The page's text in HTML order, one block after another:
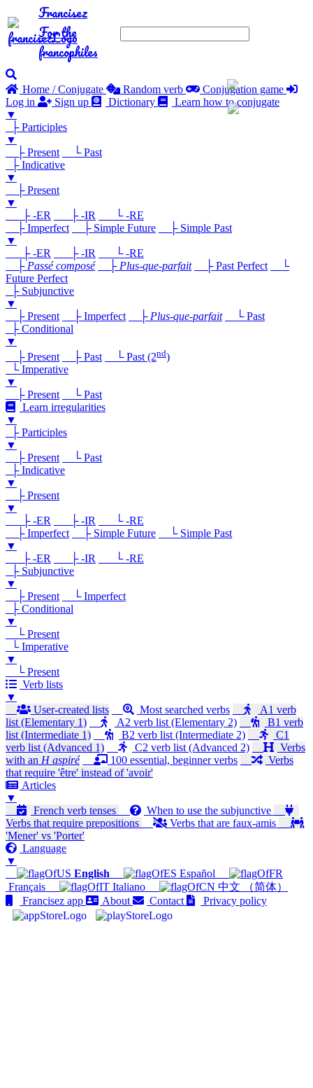
Francisez
For the
francophiles
Home / Conjugate Random verb
Conjugation game
Log in
Sign up Dictionary
Learn how to conjugate
▼
├ Participles
▼
├ Present
└ Past
├ Indicative
▼
├ Present
▼
├ -ER
├ -IR
└ -RE
├ Imperfect
├ Simple Future
├ Simple Past
▼
├ -ER
├ -IR
└ -RE
├ Passé composé ├ Plus-que-parfait ├ Past Perfect
└
Future Perfect
├ Subjunctive
▼
├ Present
├ Imperfect ├ Plus-que-parfait
└ Past
├ Conditional
▼
├ Present
├ Past └ Past (2nd)
└ Imperative
▼
├ Present
└ Past
Learn irregularities
▼
├ Participles
▼
├ Present
└ Past
├ Indicative
▼
├ Present
▼
├ -ER
├ -IR
└ -RE
├ Imperfect
├ Simple Future
└ Simple Past
▼
├ -ER
├ -IR
└ -RE
├ Subjunctive
▼
├ Present
└ Imperfect
├ Conditional
▼
└ Present
└ Imperative
▼
└ Present
Verb lists
▼
User-created lists
Most searched verbs
A1 verb
list (Elementary 1)
A2 verb list (Elementary 2)
B1 verb
list (Intermediate 1)
B2 verb list (Intermediate 2)
C1
verb list (Advanced 1)
C2 verb list (Advanced 2)
Verbs
with an H aspiré 100 essential, beginner verbs
Verbs
that require 'être' instead of 'avoir'
Articles
▼
French verb tenses
When to use the subjunctive
Verbs that require prepositions
Verbs that are faux-amis
'Mener' vs 'Porter'
Language
▼
English
Español
Français
Italiano
中文 （简体）
Francisez app
About Contact Privacy policy